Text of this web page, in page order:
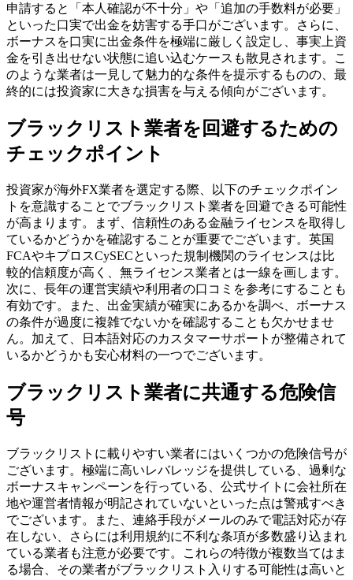
申請すると「本人確認が不十分」や「追加の手数料が必要」
といった口実で出金を妨害する手口がございます。さらに、
ボーナスを口実に出金条件を極端に厳しく設定し、事実上資
金を引き出せない状態に追い込むケースも散見されます。こ
のような業者は一見して魅力的な条件を提示するものの、最
終的には投資家に大きな損害を与える傾向がございます。
ブラックリスト業者を回避するための
チェックポイント
投資家が海外FX業者を選定する際、以下のチェックポイン
トを意識することでブラックリスト業者を回避できる可能性
が高まります。まず、信頼性のある金融ライセンスを取得し
ているかどうかを確認することが重要でございます。英国
FCAやキプロスCySECといった規制機関のライセンスは比
較的信頼度が高く、無ライセンス業者とは一線を画します。
次に、長年の運営実績や利用者の口コミを参考にすることも
有効です。また、出金実績が確実にあるかを調べ、ボーナス
の条件が過度に複雑でないかを確認することも欠かせませ
ん。加えて、日本語対応のカスタマーサポートが整備されて
いるかどうかも安心材料の一つでございます。
ブラックリスト業者に共通する危険信
号
ブラックリストに載りやすい業者にはいくつかの危険信号が
ございます。極端に高いレバレッジを提供している、過剰な
ボーナスキャンペーンを行っている、公式サイトに会社所在
地や運営者情報が明記されていないといった点は警戒すべき
でございます。また、連絡手段がメールのみで電話対応が存
在しない、さらには利用規約に不利な条項が多数盛り込まれ
ている業者も注意が必要です。これらの特徴が複数当てはま
る場合、その業者がブラックリスト入りする可能性は高いと